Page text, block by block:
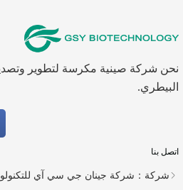
نحن شركة صينية مكرسة لتطوير
البيطري.
اتصل بنا
شركة： شركة جينان جي سي آي